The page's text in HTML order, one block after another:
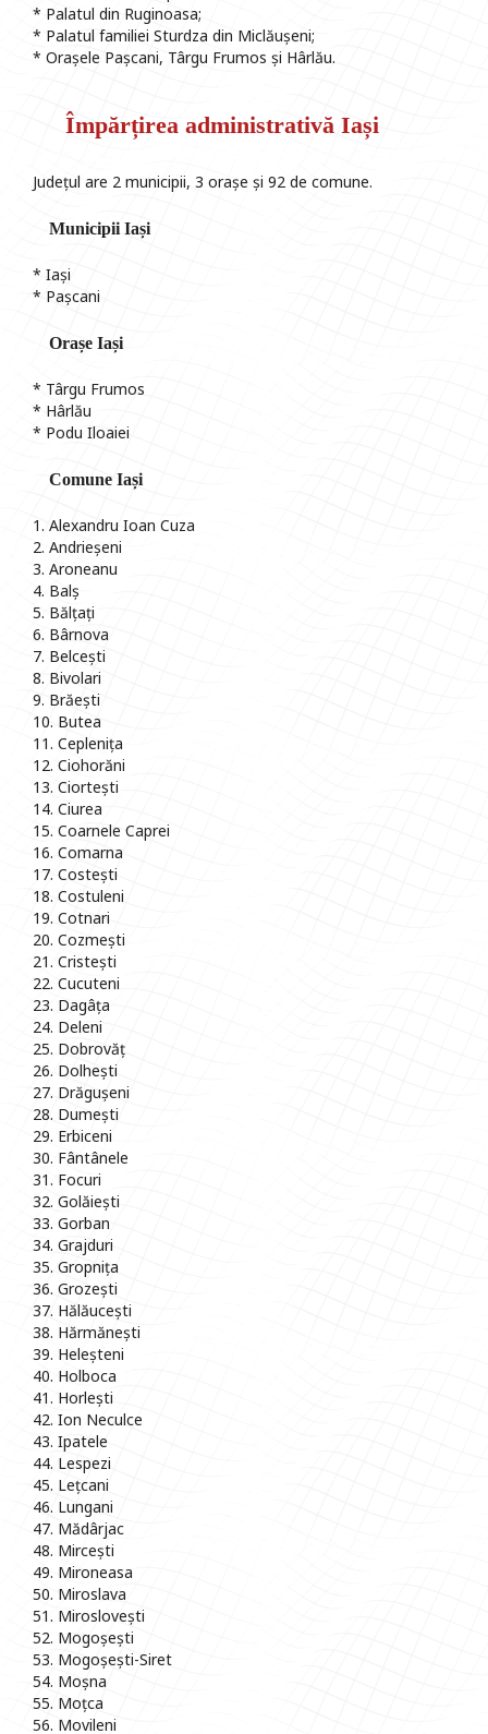
* Palatul din Ruginoasa;
* Palatul familiei Sturdza din Miclăușeni;
* Orașele Pașcani, Târgu Frumos și Hârlău.
Împărțirea administrativă Iași
Județul are 2 municipii, 3 orașe și 92 de comune.
Municipii Iași
* Iași
* Pașcani
Orașe Iași
* Târgu Frumos
* Hârlău
* Podu Iloaiei
Comune Iași
1. Alexandru Ioan Cuza
2. Andrieșeni
3. Aroneanu
4. Balș
5. Bălțați
6. Bârnova
7. Belcești
8. Bivolari
9. Brăești
10. Butea
11. Ceplenița
12. Ciohorăni
13. Ciortești
14. Ciurea
15. Coarnele Caprei
16. Comarna
17. Costești
18. Costuleni
19. Cotnari
20. Cozmești
21. Cristești
22. Cucuteni
23. Dagâța
24. Deleni
25. Dobrovăț
26. Dolhești
27. Drăgușeni
28. Dumești
29. Erbiceni
30. Fântânele
31. Focuri
32. Golăiești
33. Gorban
34. Grajduri
35. Gropnița
36. Grozești
37. Hălăucești
38. Hărmănești
39. Heleșteni
40. Holboca
41. Horlești
42. Ion Neculce
43. Ipatele
44. Lespezi
45. Lețcani
46. Lungani
47. Mădârjac
48. Mircești
49. Mironeasa
50. Miroslava
51. Miroslovești
52. Mogoșești
53. Mogoșești-Siret
54. Moșna
55. Moțca
56. Movileni